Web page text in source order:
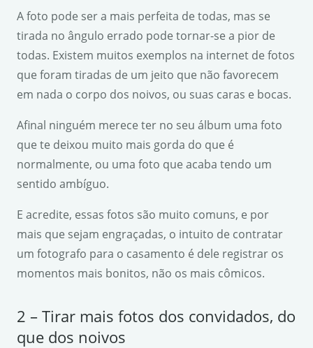
A foto pode ser a mais perfeita de todas, mas se
tirada no ângulo errado pode tornar-se a pior de
todas. Existem muitos exemplos na internet de fotos
que foram tiradas de um jeito que não favorecem
em nada o corpo dos noivos, ou suas caras e bocas.
Afinal ninguém merece ter no seu álbum uma foto
que te deixou muito mais gorda do que é
normalmente, ou uma foto que acaba tendo um
sentido ambíguo.
E acredite, essas fotos são muito comuns, e por
mais que sejam engraçadas, o intuito de contratar
um fotografo para o casamento é dele registrar os
momentos mais bonitos, não os mais cômicos.
2 – Tirar mais fotos dos convidados, do
que dos noivos